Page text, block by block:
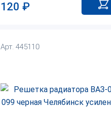
120 ₽
Арт. 445110